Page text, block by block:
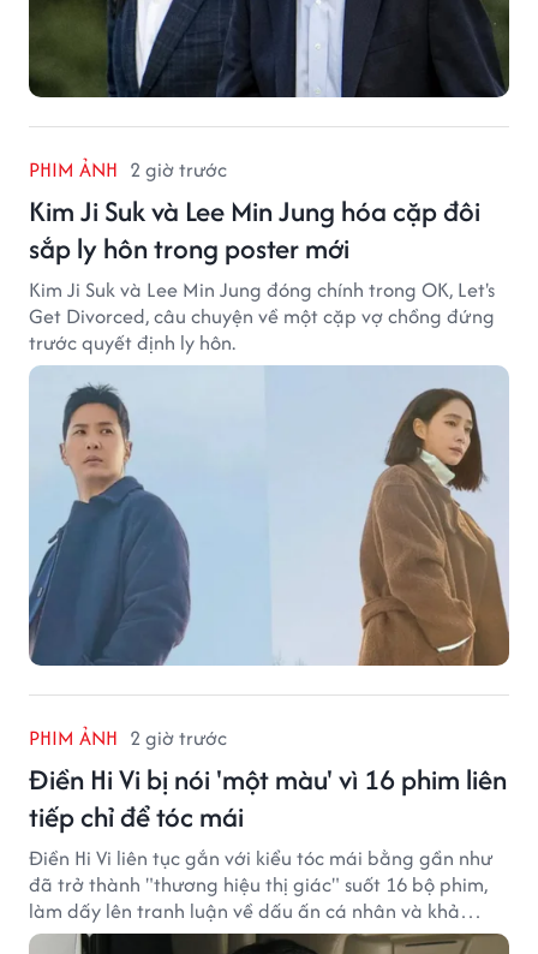
PHIM ẢNH 2 giờ trước
Kim Ji Suk và Lee Min Jung hóa cặp đôi
sắp ly hôn trong poster mới
Kim Ji Suk và Lee Min Jung đóng chính trong OK, Let's
Get Divorced, câu chuyện về một cặp vợ chồng đứng
trước quyết định ly hôn.
PHIM ẢNH 2 giờ trước
Điền Hi Vi bị nói 'một màu' vì 16 phim liên
tiếp chỉ để tóc mái
Điền Hi Vi liên tục gắn với kiểu tóc mái bằng gần như
đã trở thành "thương hiệu thị giác" suốt 16 bộ phim,
làm dấy lên tranh luận về dấu ấn cá nhân và khả
năng biến hóa trên màn ảnh.